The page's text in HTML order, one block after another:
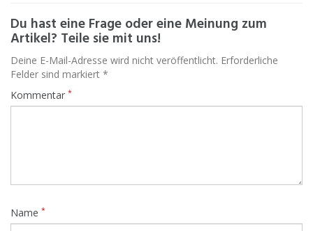
Du hast eine Frage oder eine Meinung zum
Artikel? Teile sie mit uns!
Deine E-Mail-Adresse wird nicht veröffentlicht. Erforderliche
Felder sind markiert *
Kommentar *
Name *